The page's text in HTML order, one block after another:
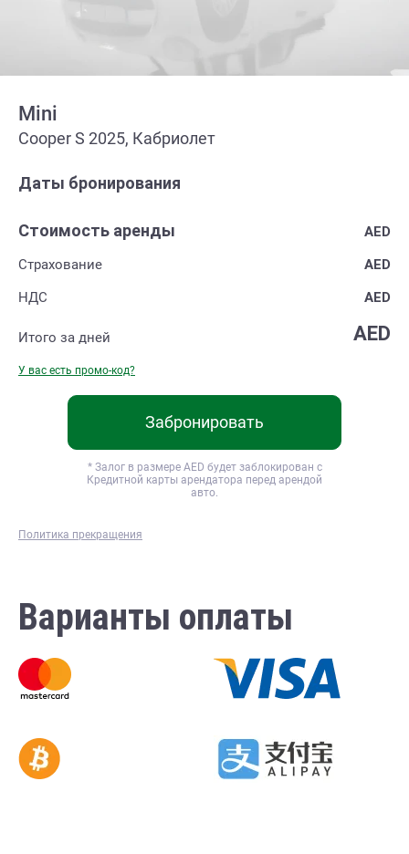
Mini
Cooper S 2025, Кабриолет
Даты бронирования
Стоимость аренды
AED
Страхование
AED
НДС
AED
Итого за дней AED
У вас есть промо-код?
Политика прекращения
Забронировать
* Залог в размере AED будет заблокирован с
Кредитной карты арендатора перед арендой
авто.
Варианты оплаты